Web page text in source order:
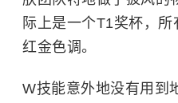
际上是一个T1奖杯，
红金色调。
W技能意外地没有用到